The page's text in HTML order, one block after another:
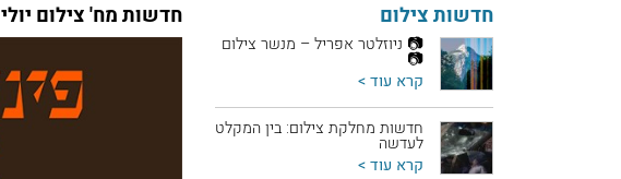
חדשות מח' צילום יולי 2024 חדשות צילום
📷 ניוזלטר אפריל – מנשר צילום
📷
קרא עוד >
חדשות מחלקת צילום: בין המקלט
לעדשה
קרא עוד >